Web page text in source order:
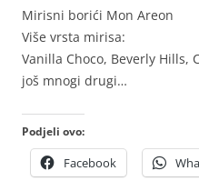
Mirisni borići Mon Areon
Više vrsta mirisa:
Vanilla Choco, Beverly Hills,
još mnogi drugi…
Podjeli ovo:
Facebook